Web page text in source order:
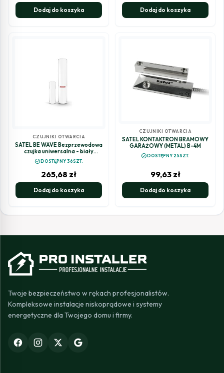
Dodaj do koszyka Dodaj do koszyka
CZUJNIKI OTWARCIA
SATEL BE WAVE Bezprzewodowa
czujka uniwersalna - biały
Multipurpose Detector AXD-
200 ABAX2
check_circleDOSTĘPNY 36SZT.
265,68 zł
Dodaj do koszyka
CZUJNIKI OTWARCIA
SATEL KONTAKTRON BRAMOWY
GARAŻOWY (METAL) B-4M
check_circleDOSTĘPNY 25SZT.
99,63 zł
Dodaj do koszyka
Twoje bezpieczeństwo w rękach profesjonalistów.
Kompleksowe instalacje niskoprądowe i systemy
energetyczne dla Twojego domu i firmy.